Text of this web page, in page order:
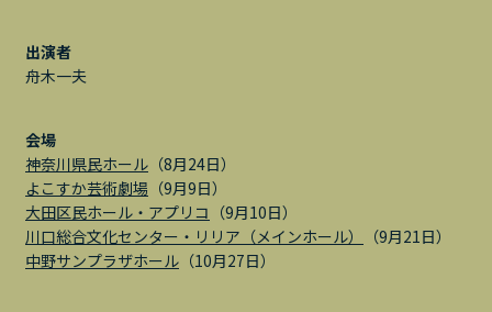
出演者
舟木一夫
会場
神奈川県民ホール （8月24日）
よこすか芸術劇場 （9月9日）
大田区民ホール・アプリコ （9月10日）
川口総合文化センター・リリア（メインホール）
（9月21日）
中野サンプラザホール （10月27日）